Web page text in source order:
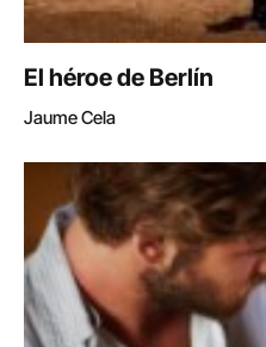
El héroe de Berlín
Jaume Cela